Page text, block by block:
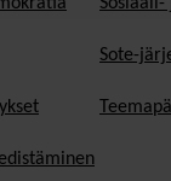
Sote-